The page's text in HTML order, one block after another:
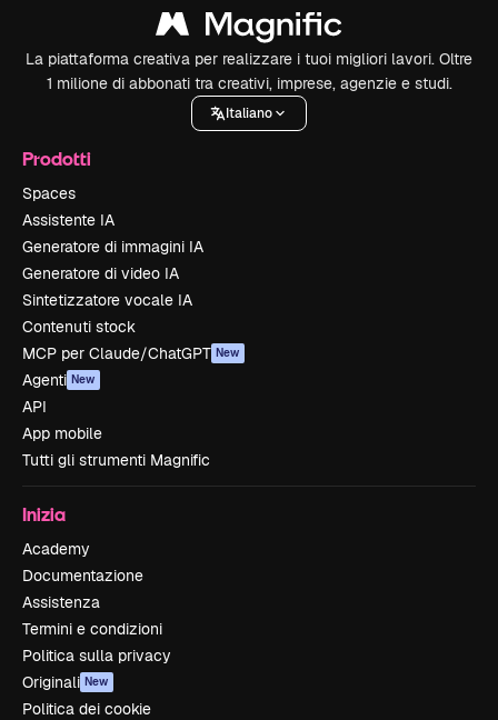
La piattaforma creativa per realizzare i tuoi migliori lavori. Oltre
1 milione di abbonati tra creativi, imprese, agenzie e studi.
Italiano
Prodotti
Spaces
Assistente IA
Generatore di immagini IA
Generatore di video IA
Sintetizzatore vocale IA
Contenuti stock
MCP per Claude/ChatGPT New
Agenti New
API
App mobile
Tutti gli strumenti Magnific
Inizia
Academy
Documentazione
Assistenza
Termini e condizioni
Politica sulla privacy
Originali New
Politica dei cookie